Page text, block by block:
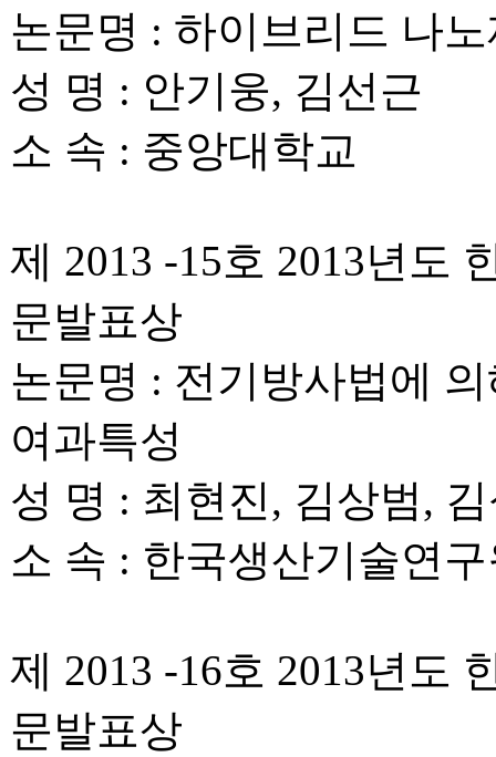
논문명 : 하이브리드 나
성 명 : 안기웅, 김선근
소 속 : 중앙대학교
제 2013 -15호 2013년도
문발표상
논문명 : 전기방사법에
여과특성
성 명 : 최현진, 김상범,
소 속 : 한국생산기술연
제 2013 -16호 2013년도
문발표상